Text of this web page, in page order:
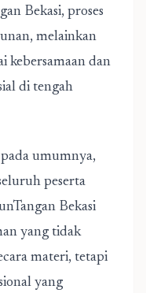
Bekasi, proses
melainkan
kebersamaan dan
di tengah
umumnya,
peserta
Bekasi
yang tidak
materi, tetapi
yang